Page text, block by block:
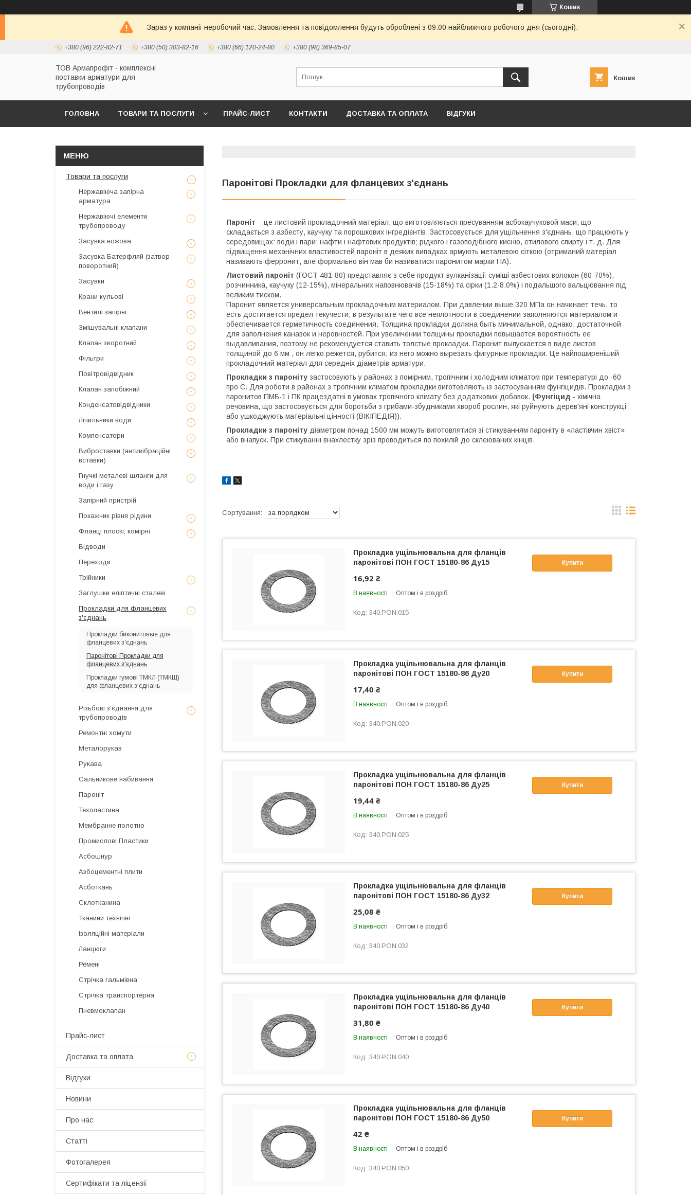
Кошик
Зараз у компанії неробочий час. Замовлення та повідомлення будуть оброблені з 09:00 найближчого робочого дня (сьогодні).
+380 (96) 222-82-71 +380 (50) 303-82-16 +380 (66) 120-24-80 +380 (98) 369-85-07
ТОВ Армапрофіт - комплексні
поставки арматури для
трубопроводів
Кошик
ГОЛОВНА ТОВАРИ ТА ПОСЛУГИ ПРАЙС-ЛИСТ КОНТАКТИ ДОСТАВКА ТА ОПЛАТА ВІДГУКИ
Паронітові Прокладки для фланцевих з'єднань
Пароніт – це листовий прокладочний матеріал, що виготовляється пресуванням асбокаучуковой маси, що
складається з азбесту, каучуку та порошкових інгредієнтів. Застосовується для ущільнення з'єднань, що працюють у
середовищах: води і пари; нафти і нафтових продуктів; рідкого і газоподібного кисню, етилового спирту і т. д. Для
підвищення механічних властивостей пароніт в деяких випадках армують металевою сіткою (отриманий матеріал
називають ферронит, але формально він мав би називатися паронитом марки ПА).
Листовий пароніт (ГОСТ 481-80) представляє з себе продукт вулканізації суміші азбестових волокон (60-70%),
розчинника, каучуку (12-15%), мінеральних наповнювачів (15-18%) та сірки (1.2-8.0%) і подальшого вальцювання під
великим тиском.
Паронит является универсальным прокладочным материалом. При давлении выше 320 МПа он начинает течь, то
есть достигается предел текучести, в результате чего все неплотности в соединении заполняются материалом и
обеспечивается герметичность соединения. Толщина прокладки должна быть минимальной, однако, достаточной
для заполнения канавок и неровностей. При увеличении толщины прокладки повышается вероятность ее
выдавливания, поэтому не рекомендуется ставить толстые прокладки. Паронит выпускается в виде листов
толщиной до 6 мм , он легко режется, рубится, из него можно вырезать фигурные прокладки. Це найпоширеніший
прокладочний матеріал для середніх діаметрів арматури.
Прокладки з пароніту застосовують у районах з помірним, тропічним і холодним кліматом при температурі до -60
про С. Для роботи в районах з тропічним кліматом прокладки виготовляють із застосуванням фунгіцидів. Прокладки з
паронитов ПМБ-1 і ПК працездатні в умовах тропічного клімату без додаткових добавок. (Фунгіцид - хімічна
речовина, що застосовується для боротьби з грибами-збудниками хвороб рослин, які руйнують дерев'яні конструкції
або ушкоджують матеріальні цінності (ВІКІПЕДІЯ)).
Прокладки з пароніту діаметром понад 1500 мм можуть виготовлятися зі стикуванням пароніту в «ластівчин хвіст»
або внапуск. При стикуванні внахлестку зріз проводиться по похилій до склеюваних кінців.
Купити
Прокладка ущільнювальна для фланців
паронітові ПОН ГОСТ 15180-86 Ду15
16,92 ₴
В наявності Оптом і в роздріб
340.PON.015
Купити
Прокладка ущільнювальна для фланців
паронітові ПОН ГОСТ 15180-86 Ду20
17,40 ₴
В наявності Оптом і в роздріб
340.PON.020
Купити
Прокладка ущільнювальна для фланців
паронітові ПОН ГОСТ 15180-86 Ду25
19,44 ₴
В наявності Оптом і в роздріб
340.PON.025
Купити
Прокладка ущільнювальна для фланців
паронітові ПОН ГОСТ 15180-86 Ду32
25,08 ₴
В наявності Оптом і в роздріб
340.PON.032
Купити
Прокладка ущільнювальна для фланців
паронітові ПОН ГОСТ 15180-86 Ду40
31,80 ₴
В наявності Оптом і в роздріб
340.PON.040
Купити
Прокладка ущільнювальна для фланців
паронітові ПОН ГОСТ 15180-86 Ду50
42 ₴
В наявності Оптом і в роздріб
340.PON.050
Товари та послуги
Нержавіюча запірна
арматура
Нержавіючі елементи
трубопроводу
Засувка ножова
Засувка Батерфляй (затвор
поворотний)
Засувки
Крани кульові
Вентилі запірні
Змішувальні клапани
Клапан зворотний
Фільтри
Повітровідвідник
Клапан запобіжний
Конденсатовідвідники
Лічильники води
Компенсатори
Виброставки (антивібраційні
вставки)
Гнучкі металеві шланги для
води і газу
Запірний пристрій
Покажчик рівня рідини
Фланці плоскі, комірні
Відводи
Переходи
Трійники
Заглушки еліптичні сталеві
Прокладки для фланцевих
з'єднань
Прокладки биконитовые для
фланцевих з'єднань
Паронітові Прокладки для
фланцевих з'єднань
Прокладки гумові ТМКЛ (ТМКЩ)
для фланцевих з'єднань
Різьбові з'єднання для
трубопроводів
Ремонтні хомути
Металорукав
Рукава
Сальникове набивання
Пароніт
Техпластина
Мембранне полотно
Промислові Пластики
Асбошнур
Азбоцементні плити
Асботкань
Склотканина
Тканини технічні
Ізоляційні матеріали
Ланцюги
Ремені
Стрічка гальмівна
Стрічка транспортерна
Пневмоклапан
Прайс-лист
Доставка та оплата
Відгуки
Новини
Про нас
Статті
Фотогалерея
Сертифікати та ліцензії